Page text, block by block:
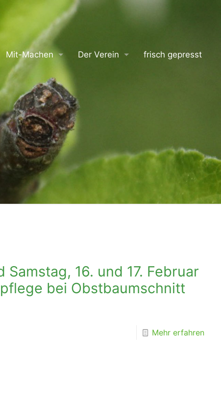
Mit-Machen Der Verein frisch gepresst
Samstag, 16. und 17. Februar
bei Obstbaumschnitt
Mehr erfahren